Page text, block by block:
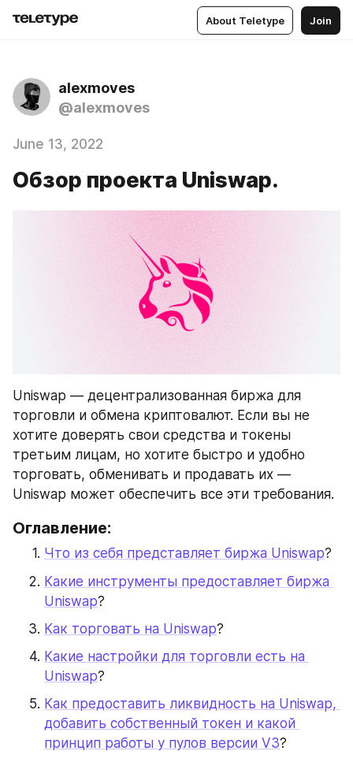
About Teletype Join
alexmoves
@alexmoves
June 13, 2022
Обзор проекта Uniswap.
Uniswap — децентрализованная биржа для
торговли и обмена криптовалют. Если вы не
хотите доверять свои средства и токены
третьим лицам, но хотите быстро и удобно
торговать, обменивать и продавать их —
Uniswap может обеспечить все эти требования.
Оглавление:
Что из себя представляет биржа Uniswap?
Какие инструменты предоставляет биржа
Uniswap?
Как торговать на Uniswap?
Какие настройки для торговли есть на
Uniswap?
Как предоставить ликвидность на Uniswap,
добавить собственный токен и какой
принцип работы у пулов версии V3?